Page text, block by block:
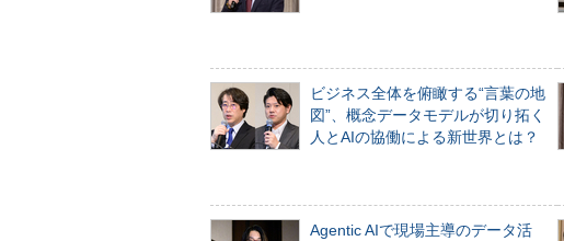
ビジネス全体を俯瞰する“言葉の地
図”、概念データモデルが切り拓く
人とAIの協働による新世界とは？
Agentic AIで現場主導のデータ活